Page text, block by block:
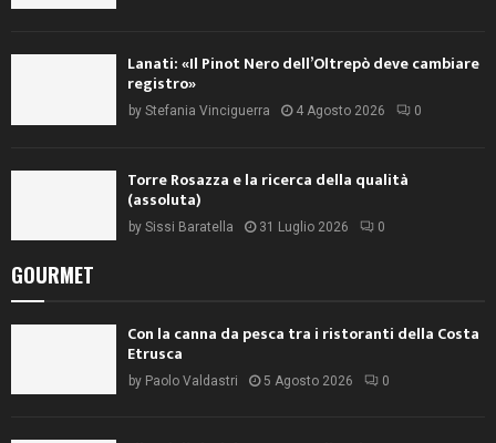
Lanati: «Il Pinot Nero dell’Oltrepò deve cambiare
registro»
by Stefania Vinciguerra 4 Agosto 2026 0
Torre Rosazza e la ricerca della qualità
(assoluta)
by Sissi Baratella 31 Luglio 2026 0
GOURMET
Con la canna da pesca tra i ristoranti della Costa
Etrusca
by Paolo Valdastri 5 Agosto 2026 0